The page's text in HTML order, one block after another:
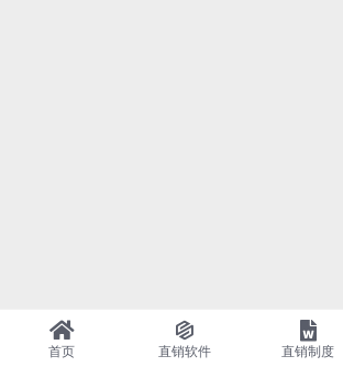
首页 直销软件 直销制度